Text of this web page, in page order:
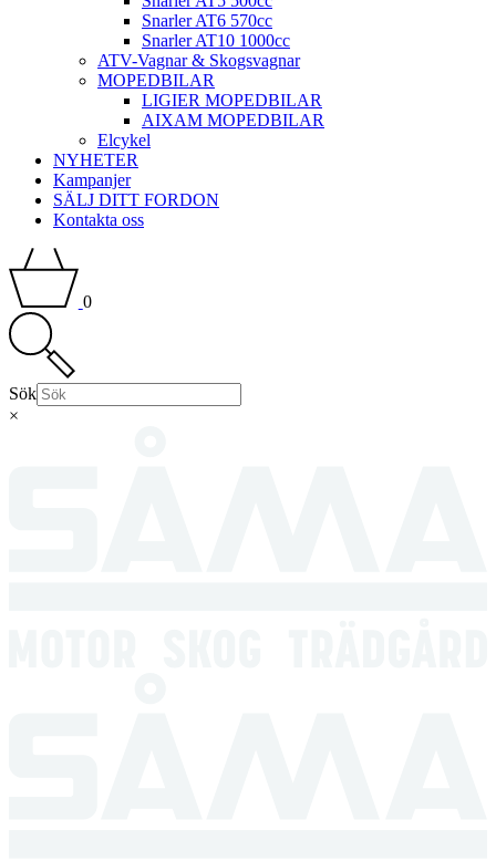
Snarler AT6 570cc
Snarler AT10 1000cc
ATV-Vagnar & Skogsvagnar
MOPEDBILAR
LIGIER MOPEDBILAR
AIXAM MOPEDBILAR
Elcykel
NYHETER
Kampanjer
SÄLJ DITT FORDON
Kontakta oss
0
Sök
×